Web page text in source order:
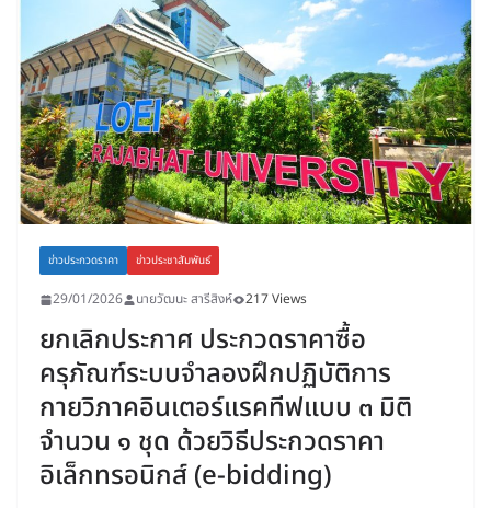
ข่าวประกวดราคา ข่าวประชาสัมพันธ์
29/01/2026 นายวัฒนะ สารีสิงห์ 217 Views
ยกเลิกประกาศ ประกวดราคาซื้อ
ครุภัณฑ์ระบบจำลองฝึกปฏิบัติการ
กายวิภาคอินเตอร์แรคทีฟแบบ ๓ มิติ
จำนวน ๑ ชุด ด้วยวิธีประกวดราคา
อิเล็กทรอนิกส์ (e-bidding)